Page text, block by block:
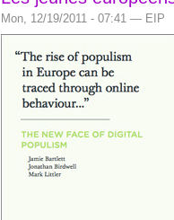
Mon, 12/19/2011 - 07:41 — EIP